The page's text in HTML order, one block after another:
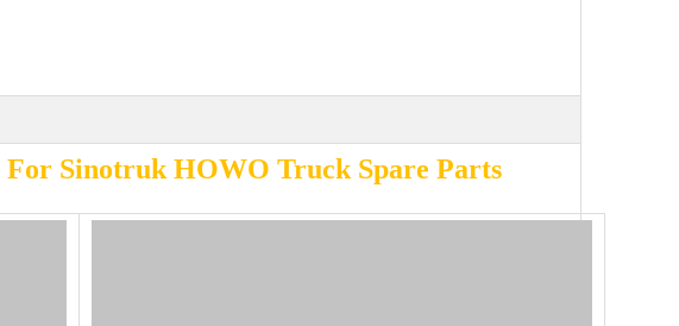
For Sinotruk HOWO Truck Spare Parts